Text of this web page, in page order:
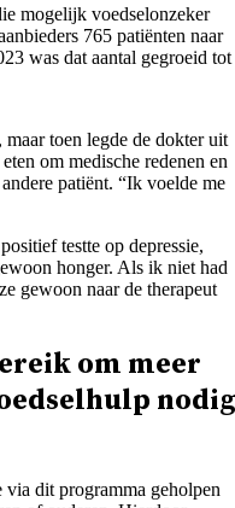
mogelijk voedselonzeker
765 patiënten naar
was dat aantal gegroeid tot
toen legde de dokter uit
om medische redenen en
patiënt. “Ik voelde me
testte op depressie,
honger. Als ik niet had
gewoon naar de therapeut
om meer
nodig
dit programma geholpen